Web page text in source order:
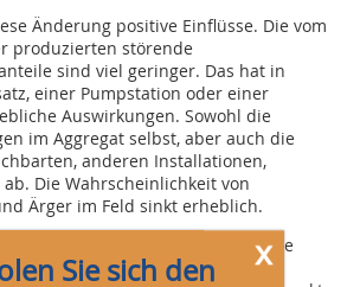
Änderung positive Einflüsse. Die vom
produzierten störende
sind viel geringer. Das hat in
einer Pumpstation oder einer
Auswirkungen. Sowohl die
im Aggregat selbst, aber auch die
anderen Installationen,
Die Wahrscheinlichkeit von
Ärger im Feld sinkt erheblich.
im Zwischenkreis spielen eine
In ihnen wirdx
Sie sich den